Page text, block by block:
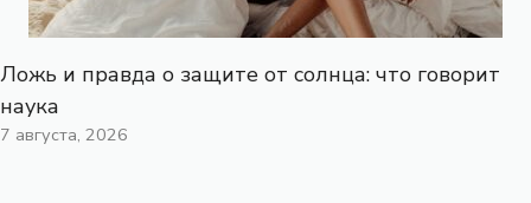
Ложь и правда о защите от солнца: что говорит
наука
7 августа, 2026